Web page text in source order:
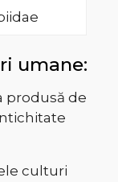
umane:
produsă de
culturi